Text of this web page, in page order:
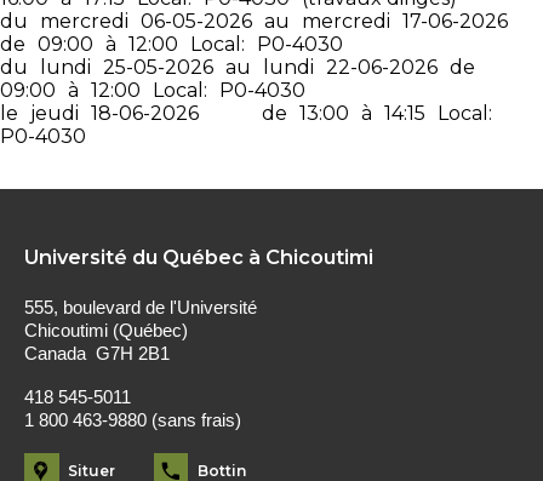
du
mercredi 06-05-2026 au mercredi 17-06-2026
de 09:00 à 12:00 Local:
P0-4030
du
lundi 25-05-2026 au lundi 22-06-2026 de
09:00 à 12:00 Local:
P0-4030
le
jeudi 18-06-2026 de 13:00 à 14:15
Local:
P0-4030
Université du Québec à Chicoutimi
555, boulevard de l'Université
Chicoutimi (Québec)
Canada G7H 2B1
418 545-5011
1 800 463-9880 (sans frais)
Situer Bottin